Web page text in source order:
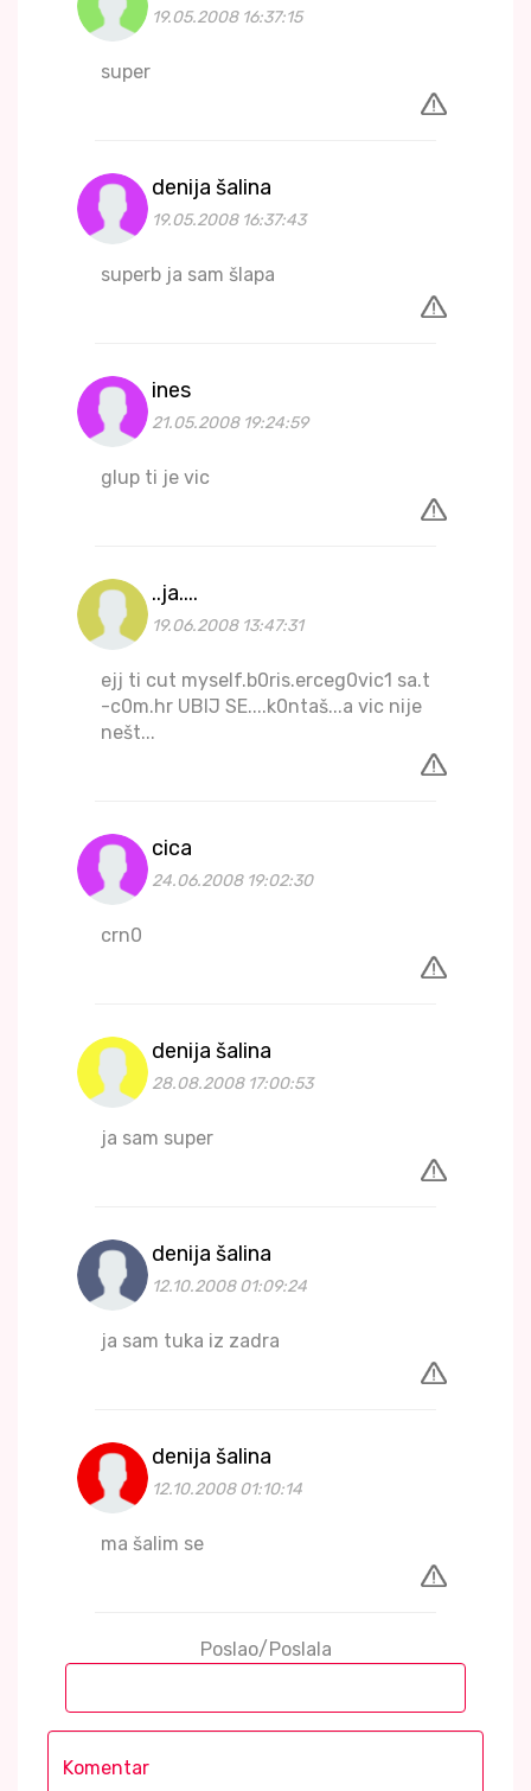
19.05.2008 16:37:15
super
denija šalina
19.05.2008 16:37:43
superb ja sam šlapa
ines
21.05.2008 19:24:59
glup ti je vic
..ja....
19.06.2008 13:47:31
ejj ti cut myself.b0ris.erceg0vic1 sa.t
-c0m.hr UBIJ SE....k0ntaš...a vic nije
nešt...
cica
24.06.2008 19:02:30
crn0
denija šalina
28.08.2008 17:00:53
ja sam super
denija šalina
12.10.2008 01:09:24
ja sam tuka iz zadra
denija šalina
12.10.2008 01:10:14
ma šalim se
Poslao/Poslala